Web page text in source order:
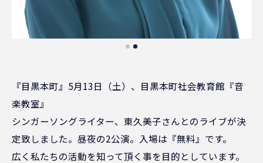
『目黒本町』5月13日（土）、目黒本町社会教育館『音
楽教室』
シンガーソングライター、東久美子さんとのライブが決
定致しました。昼夜の2公演。入場は『無料』です。
広く私たちの活動を知って頂く事を目的としています。